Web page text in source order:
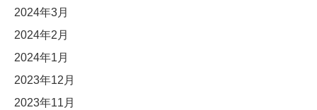
2024年3月
2024年2月
2024年1月
2023年12月
2023年11月